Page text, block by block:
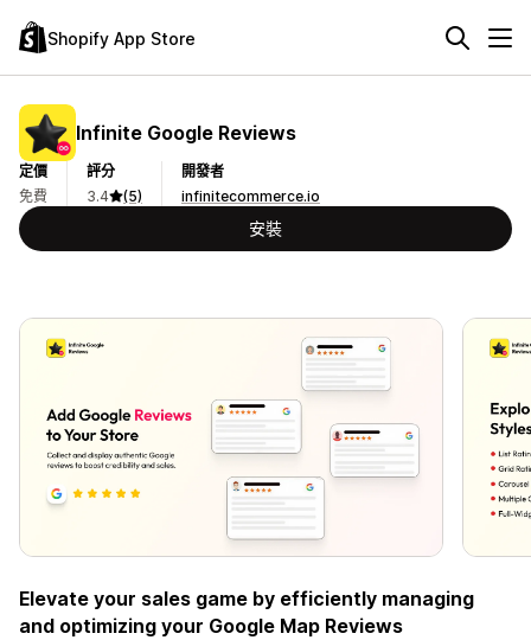
Shopify App Store
Infinite Google Reviews
定價
免費
評分
3.4
(5)
開發者
infinitecommerce.io
安裝
Elevate your sales game by efficiently managing
and optimizing your Google Map Reviews